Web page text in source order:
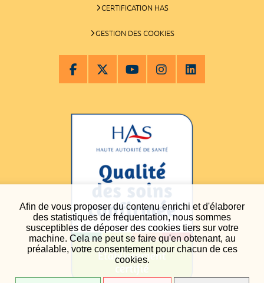
Afin de vous proposer du contenu enrichi et d'élaborer
des statistiques de fréquentation, nous sommes
susceptibles de déposer des cookies tiers sur votre
machine. Cela ne peut se faire qu'en obtenant, au
préalable, votre consentement pour chacun de ces
cookies.
CERTIFICATION HAS
GESTION DES COOKIES